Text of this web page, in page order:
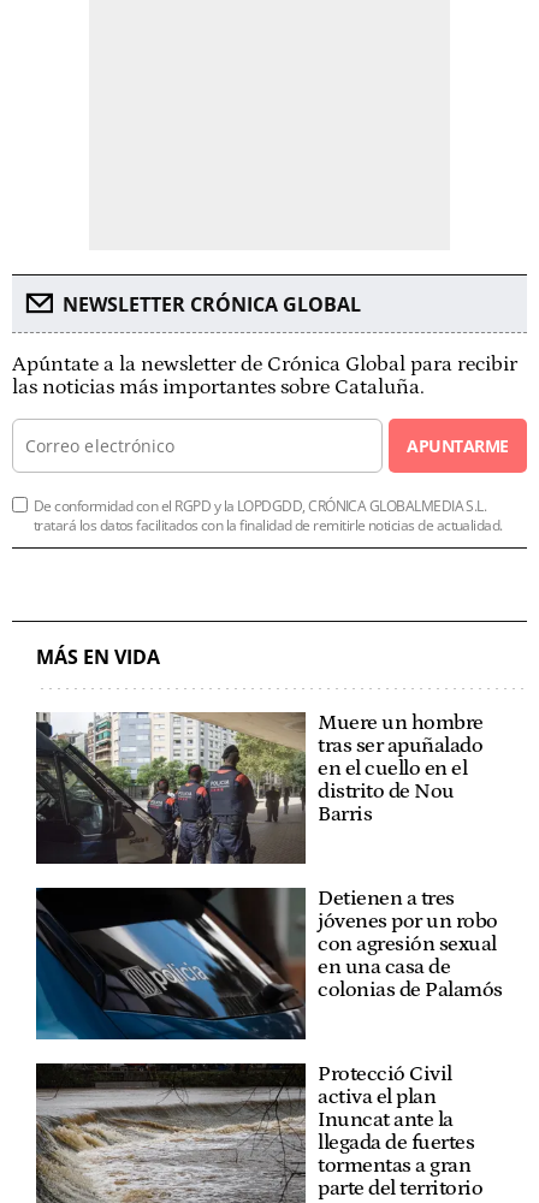
NEWSLETTER CRÓNICA GLOBAL
Apúntate a la newsletter de Crónica Global para recibir
las noticias más importantes sobre Cataluña.
APUNTARME
De conformidad con el RGPD y la LOPDGDD, CRÓNICA GLOBALMEDIA S.L.
tratará los datos facilitados con la finalidad de remitirle noticias de actualidad.
MÁS EN VIDA
Muere un hombre
tras ser apuñalado
en el cuello en el
distrito de Nou
Barris
Detienen a tres
jóvenes por un robo
con agresión sexual
en una casa de
colonias de Palamós
Protecció Civil
activa el plan
Inuncat ante la
llegada de fuertes
tormentas a gran
parte del territorio